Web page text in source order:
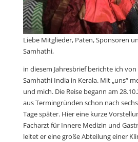
Liebe Mitglieder, Paten, Sponsoren
Samhathi,
in diesem Jahresbrief berichte ich
Samhathi India in Kerala. Mit „uns“
und mich. Die Reise begann am
aus Termingründen schon nach
Tage später. Hier eine kurze
Facharzt für Innere Medizin und
leitet er eine große Abteilung einer